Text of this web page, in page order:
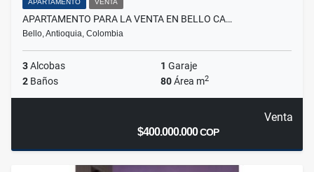
APARTAMENTO VENTA
APARTAMENTO PARA LA VENTA EN BELLO CA…
Bello, Antioquia, Colombia
3Alcobas 1 Garaje
2 Baños 80Área m2
Venta
$400.000.000COP